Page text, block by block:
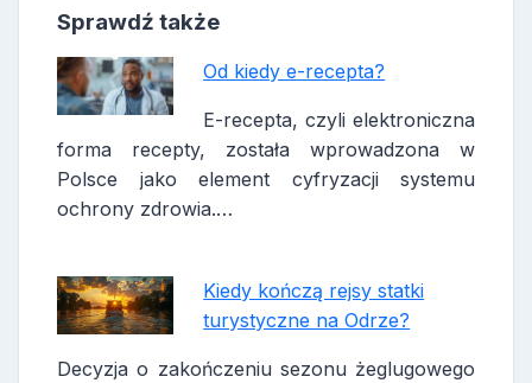
Sprawdź także
Od kiedy e-recepta?
E-recepta, czyli elektroniczna
forma recepty, została wprowadzona w
Polsce jako element cyfryzacji systemu
ochrony zdrowia.…
Kiedy kończą rejsy statki
turystyczne na Odrze?
Decyzja o zakończeniu sezonu żeglugowego